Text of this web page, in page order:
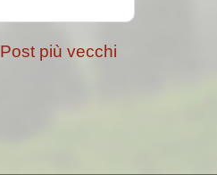
Post più vecchi